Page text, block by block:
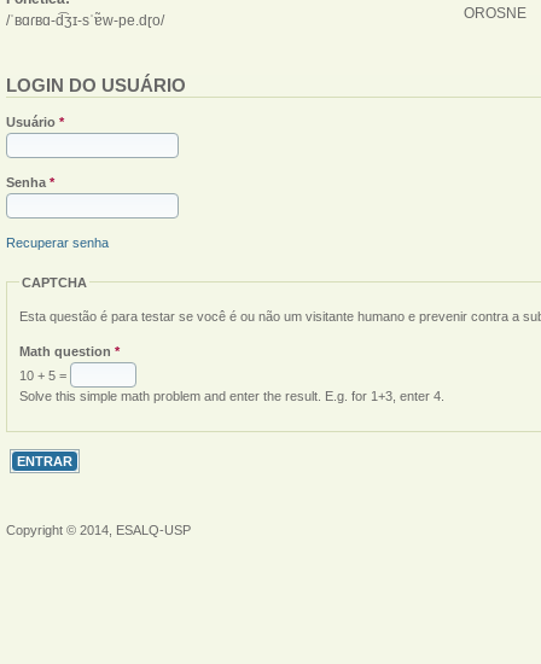
/ˈʙɑɾʙɑ-d͡ʒɪ-sˈɐ̃w-pe.dɽo/
OROSNE
LOGIN DO USUÁRIO
Usuário *
Senha *
Recuperar senha
CAPTCHA
Esta questão é para testar se você é ou não um visitante humano e prevenir contra a
Math question *
10 + 5 =
Solve this simple math problem and enter the result. E.g. for 1+3, enter 4.
Copyright © 2014, ESALQ-USP